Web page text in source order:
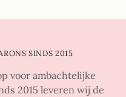
SINDS 2015
voor ambachtelijke
2015 leveren wij de